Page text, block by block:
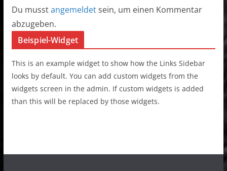
Du musstangemeldetsein, um einen Kommentar
abzugeben.
Beispiel-Widget
This is an example widget to show how the Links Sidebar
looks by default. You can add custom widgets from the
widgets screen in the admin. If custom widgets is added
than this will be replaced by those widgets.